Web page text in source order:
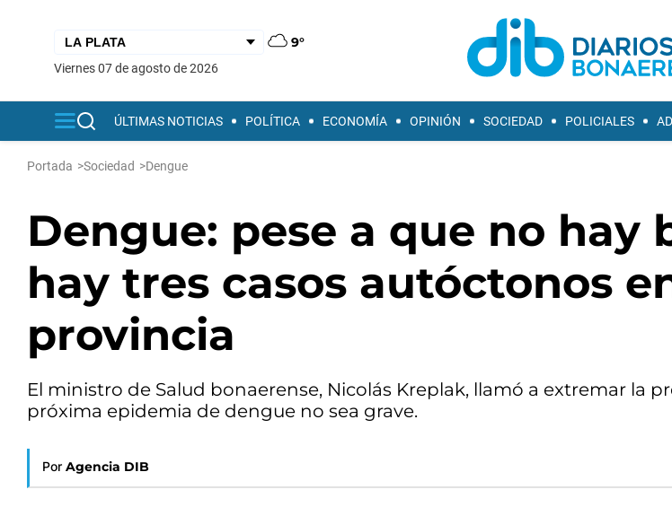
9°
viernes 07 de agosto de 2026
ÚLTIMAS NOTICIAS POLÍTICA ECONOMÍA OPINIÓN SOCIEDAD POLICIALES
Portada >Sociedad >Dengue
Dengue: pese a que no hay
hay tres casos autóctonos
provincia
El ministro de Salud bonaerense, Nicolás Kreplak, llamó a extremar la
próxima epidemia de dengue no sea grave.
Por Agencia DIB